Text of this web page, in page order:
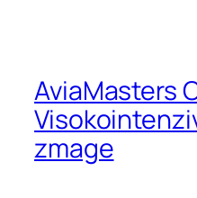
AviaMasters
zmage